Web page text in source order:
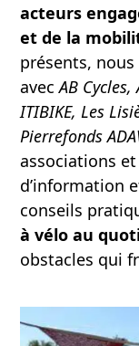
acteurs
et de la
présents,
avecAB
ITIBIKE, Les
Pierrefonds
associations
d’information
conseils
à vélo au
obstacles qui